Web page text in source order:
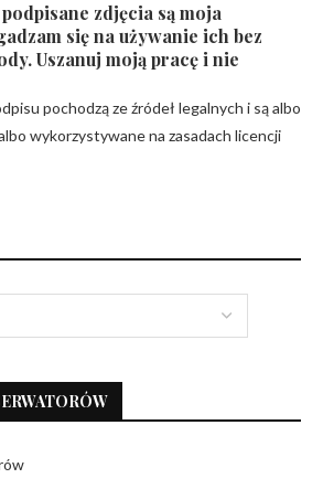
zdjęcia są moja
się na używanie ich bez
Uszanuj moją pracę i nie
pochodzą ze źródeł legalnych i są albo
wykorzystywane na zasadach licencji